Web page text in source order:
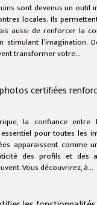
sont devenus un outil
locales. Ils
aussi de renforcer la
stimulant l’imagination.
transformer votre...
certifiées
la confiance entre
pour toutes les
apparaissent comme
des profils et des
Vous découvrirez, à...